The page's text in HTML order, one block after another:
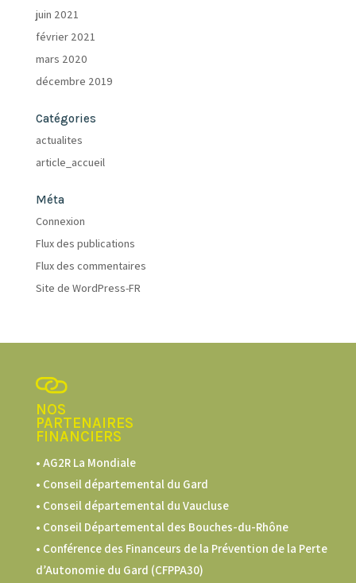
juin 2021
février 2021
mars 2020
décembre 2019
Catégories
actualites
article_accueil
Méta
Connexion
Flux des publications
Flux des commentaires
Site de WordPress-FR
NOS
PARTENAIRES
FINANCIERS
• AG2R La Mondiale
• Conseil départemental du Gard
• Conseil départemental du Vaucluse
• Conseil Départemental des Bouches-du-Rhône
• Conférence des Financeurs de la Prévention de la Perte
d’Autonomie du Gard (CFPPA30)